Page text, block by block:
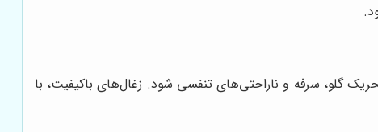
گلو، سرفه و ناراحتی‌های تنفسی شود. زغال‌های باکیفیت، با